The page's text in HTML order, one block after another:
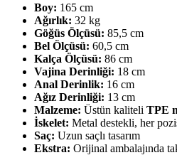
Boy: 165 cm
Ağırlık: 32 kg
Göğüs Ölçüsü: 85,5 cm
Bel Ölçüsü: 60,5 cm
Kalça Ölçüsü: 86 cm
Vajina Derinliği: 18 cm
Anal Derinlik: 16 cm
Ağız Derinliği: 13 cm
Malzeme: Üstün kaliteli TPE
İskelet: Metal destekli, her
Saç: Uzun saçlı tasarım
Ekstra: Orijinal ambalajında